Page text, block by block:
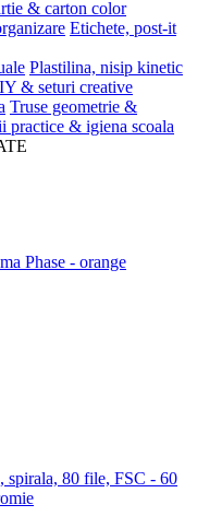
& carton color
Etichete, post-it
Plastilina, nisip kinetic
& seturi creative
Truse geometrie &
practice & igiena scoala
Phase - orange
spirala, 80 file, FSC - 60